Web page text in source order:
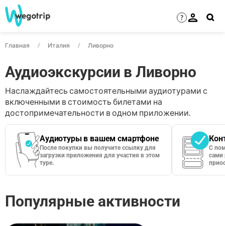
?
Главная Италия Ливорно
Аудиоэкскурсии в Ливорно
Наслаждайтесь самостоятельными аудиотурами с
включенными в стоимость билетами на
достопримечательности в одном приложении.
Аудиотуры в вашем смартфоне
После покупки вы получите ссылку для
загрузки приложения для участия в этом
туре.
С
сами
Популярные активности